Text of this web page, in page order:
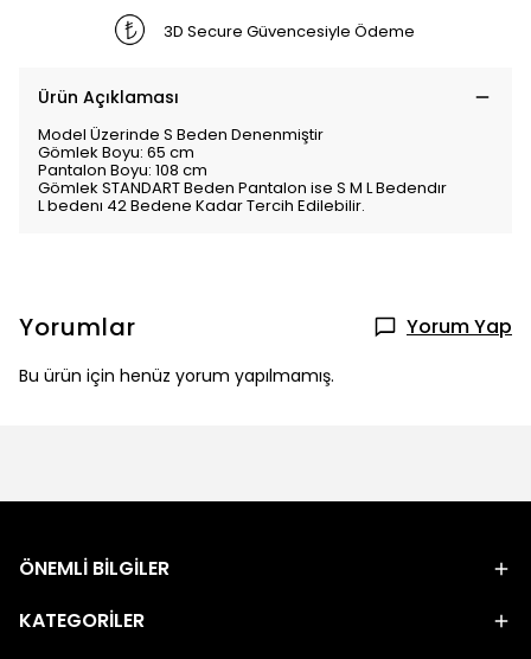
3D Secure Güvencesiyle Ödeme
Ürün Açıklaması
Model Üzerinde S Beden Denenmiştir
Gömlek Boyu: 65 cm
Pantalon Boyu: 108 cm
Gömlek STANDART Beden Pantalon ise S M L Bedendır
L bedenı 42 Bedene Kadar Tercih Edilebilir.
Yorumlar Yorum Yap
Bu ürün için henüz yorum yapılmamış.
ÖNEMLİ BİLGİLER
KATEGORİLER